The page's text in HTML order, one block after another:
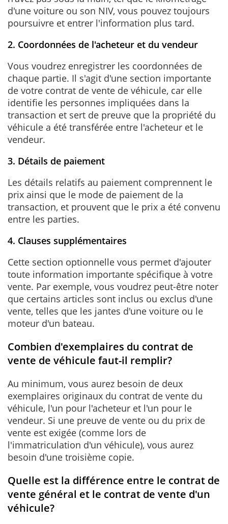
d'une voiture ou son NIV, vous pouvez toujours
poursuivre et entrer l'information plus tard.
2. Coordonnées de l'acheteur et du vendeur
Vous voudrez enregistrer les coordonnées de
chaque partie. Il s'agit d'une section importante
de votre contrat de vente de véhicule, car elle
identifie les personnes impliquées dans la
transaction et sert de preuve que la propriété du
véhicule a été transférée entre l'acheteur et le
vendeur.
3. Détails de paiement
Les détails relatifs au paiement comprennent le
prix ainsi que le mode de paiement de la
transaction, et prouvent que le prix a été convenu
entre les parties.
4. Clauses supplémentaires
Cette section optionnelle vous permet d'ajouter
toute information importante spécifique à votre
vente. Par exemple, vous voudrez peut-être noter
que certains articles sont inclus ou exclus d'une
vente, telles que les jantes d'une voiture ou le
moteur d'un bateau.
Combien d'exemplaires du contrat de
vente de véhicule faut-il remplir?
Au minimum, vous aurez besoin de deux
exemplaires originaux du contrat de vente du
véhicule, l'un pour l'acheteur et l'un pour le
vendeur. Si une preuve de vente ou du prix de
vente est exigée (comme lors de
l'immatriculation d'un véhicule), vous aurez
besoin d'une troisième copie.
Quelle est la différence entre le contrat de
vente général et le contrat de vente d'un
véhicule?